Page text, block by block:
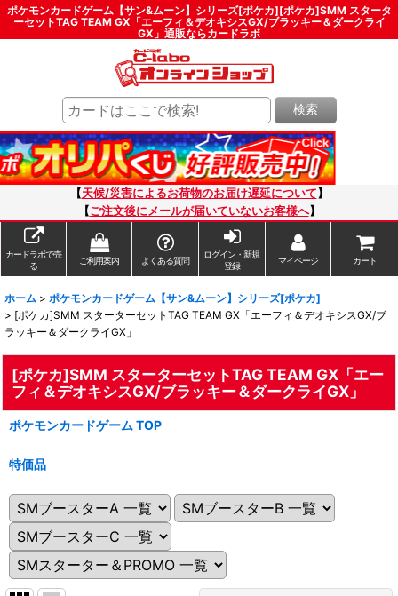
ポケモンカードゲーム【サン&ムーン】シリーズ[ポケカ][ポケカ]SMM スタータ
ーセットTAG TEAM GX「エーフィ＆デオキシスGX/ブラッキー＆ダークライ
GX」通販ならカードラボ
検索
【天候/災害によるお荷物のお届け遅延について 】
【ご注文後にメールが届いていないお客様へ】
カードラボで売
る
ご利用案内 よくある質問
ログイン・新規
登録
マイページ カート
ホーム > ポケモンカードゲーム【サン&ムーン】シリーズ[ポケカ]
> [ポケカ]SMM スターターセットTAG TEAM GX「エーフィ＆デオキシスGX/ブ
ラッキー＆ダークライGX」
[ポケカ]SMM スターターセットTAG TEAM GX「エー
フィ＆デオキシスGX/ブラッキー＆ダークライGX」
ポケモンカードゲーム TOP
特価品